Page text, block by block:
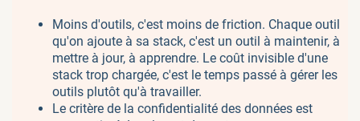
Moins d'outils, c'est moins de friction. Chaque outil
qu'on ajoute à sa stack, c'est un outil à maintenir, à
mettre à jour, à apprendre. Le coût invisible d'une
stack trop chargée, c'est le temps passé à gérer les
outils plutôt qu'à travailler.
Le critère de la confidentialité des données est